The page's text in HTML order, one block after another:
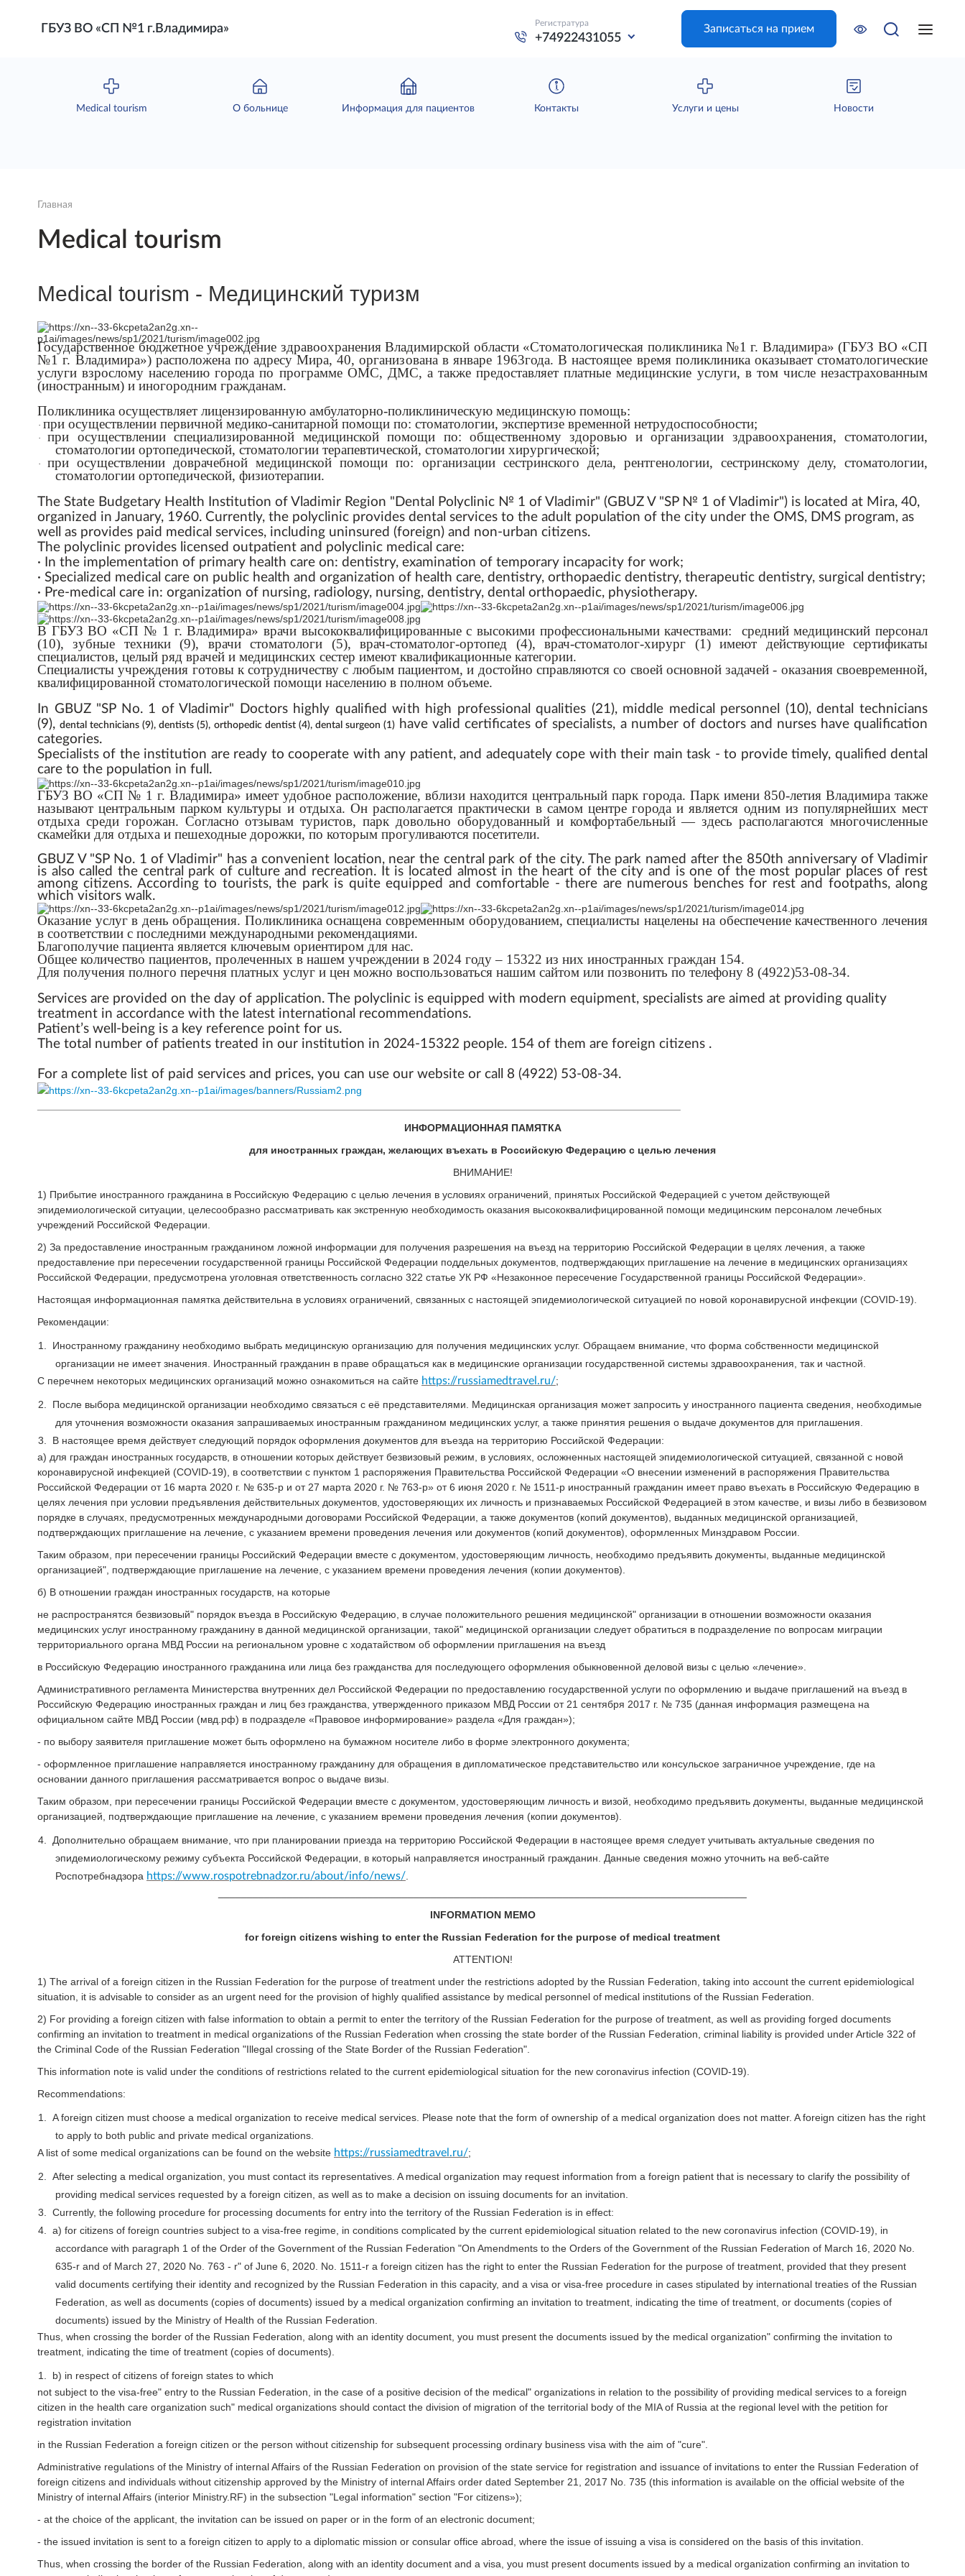
Мedical tourism О больнице Информация для пациентов Контакты Услуги и цены Новости
Главная
Мedical tourism
Medical tourism - Медицинский туризм
Государственное бюджетное учреждение здравоохранения Владимирской области «Стоматологическая поликлиника №1 г. Владимира» (ГБУЗ ВО «СП
№1 г. Владимира») расположена по адресу Мира, 40, организована в январе 1963года. В настоящее время поликлиника оказывает стоматологические
услуги взрослому населению города по программе ОМС, ДМС, а также предоставляет платные медицинские услуги, в том числе незастрахованным
(иностранным) и иногородним гражданам.
Поликлиника осуществляет лицензированную амбулаторно-поликлиническую медицинскую помощь:
· при осуществлении первичной медико-санитарной помощи по: стоматологии, экспертизе временной нетрудоспособности;
·при осуществлении специализированной медицинской помощи по: общественному здоровью и организации здравоохранения, стоматологии,
стоматологии ортопедической, стоматологии терапевтической, стоматологии хирургической;
·при осуществлении доврачебной медицинской помощи по: организации сестринского дела, рентгенологии, сестринскому делу, стоматологии,
стоматологии ортопедической, физиотерапии.
The State Budgetary Health Institution of Vladimir Region "Dental Polyclinic № 1 of Vladimir" (GBUZ V "SP № 1 of Vladimir") is located at Mira, 40,
organized in January, 1960. Currently, the polyclinic provides dental services to the adult population of the city under the OMS, DMS program, as
well as provides paid medical services, including uninsured (foreign) and non-urban citizens.
The polyclinic provides licensed outpatient and polyclinic medical care:
· In the implementation of primary health care on: dentistry, examination of temporary incapacity for work;
· Specialized medical care on public health and organization of health care, dentistry, orthopaedic dentistry, therapeutic dentistry, surgical dentistry;
· Pre-medical care in: organization of nursing, radiology, nursing, dentistry, dental orthopaedic, physiotherapy.
В ГБУЗ ВО «СП № 1 г. Владимира» врачи высококвалифицированные с высокими профессиональными качествами: средний медицинский персонал
(10), зубные техники (9), врачи стоматологи (5), врач-стоматолог-ортопед (4), врач-стоматолог-хирург (1) имеют действующие сертификаты
специалистов, целый ряд врачей и медицинских сестер имеют квалификационные категории.
Специалисты учреждения готовы к сотрудничеству с любым пациентом, и достойно справляются со своей основной задачей - оказания своевременной,
квалифицированной стоматологической помощи населению в полном объеме.
In GBUZ "SP No. 1 of Vladimir" Doctors highly qualified with high professional qualities (21), middle medical personnel (10), dental technicians
(9),dental technicians (9), dentists (5), orthopedic dentist (4), dental surgeon (1)
have valid certificates of specialists, a number of doctors and nurses have qualification
categories.
Specialists of the institution are ready to cooperate with any patient, and adequately cope with their main task - to provide timely, qualified dental
care to the population in full.
ГБУЗ ВО «СП № 1 г. Владимира» имеет удобное расположение, вблизи находится центральный парк города. Парк имени 850-летия Владимира также
называют центральным парком культуры и отдыха. Он располагается практически в самом центре города и является одним из популярнейших мест
отдыха среди горожан. Согласно отзывам туристов, парк довольно оборудованный и комфортабельный — здесь располагаются многочисленные
скамейки для отдыха и пешеходные дорожки, по которым прогуливаются посетители.
GBUZ V "SP No. 1 of Vladimir" has a convenient location, near the central park of the city. The park named after the 850th anniversary of Vladimir
is also called the central park of culture and recreation. It is located almost in the heart of the city and is one of the most popular places of rest
among citizens. According to tourists, the park is quite equipped and comfortable - there are numerous benches for rest and footpaths, along
which visitors walk.
Оказание услуг в день обращения. Поликлиника оснащена современным оборудованием, специалисты нацелены на обеспечение качественного лечения
в соответствии с последними международными рекомендациями.
Благополучие пациента является ключевым ориентиром для нас.
Общее количество пациентов, пролеченных в нашем учреждении в 2024 году – 15322 из них иностранных граждан 154.
Для получения полного перечня платных услуг и цен можно воспользоваться нашим сайтом или позвонить по телефону 8 (4922)53-08-34.
Services are provided on the day of application. The polyclinic is equipped with modern equipment, specialists are aimed at providing quality
treatment in accordance with the latest international recommendations.
Patient’s well-being is a key reference point for us.
The total number of patients treated in our institution in 2024-15322 people. 154 of them are foreign citizens .
For a complete list of paid services and prices, you can use our website or call 8 (4922) 53-08-34.
ИНФОРМАЦИОННАЯ ПАМЯТКА
для иностранных граждан, желающих въехать в Российскую Федерацию с целью лечения
ВНИМАНИЕ!
1) Прибытие иностранного гражданина в Российскую Федерацию с целью лечения в условиях ограничений, принятых Российской Федерацией с учетом действующей
эпидемиологической ситуации, целесообразно рассматривать как экстренную необходимость оказания высококвалифицированной помощи медицинским персоналом лечебных
учреждений Российской Федерации.
2) За предоставление иностранным гражданином ложной информации для получения разрешения на въезд на территорию Российской Федерации в целях лечения, а также
предоставление при пересечении государственной границы Российской Федерации поддельных документов, подтверждающих приглашение на лечение в медицинских организациях
Российской Федерации, предусмотрена уголовная ответственность согласно 322 статье УК РФ «Незаконное пересечение Государственной границы Российской Федерации».
Настоящая информационная памятка действительна в условиях ограничений, связанных с настоящей эпидемиологической ситуацией по новой коронавирусной инфекции (COVID-19).
Рекомендации:
1.
Иностранному гражданину необходимо выбрать медицинскую организацию для получения медицинских услуг. Обращаем внимание, что форма собственности медицинской
организации не имеет значения. Иностранный гражданин в праве обращаться как в медицинские организации государственной системы здравоохранения, так и частной.
С перечнем некоторых медицинских организаций можно ознакомиться на сайте https://russiamedtravel.ru/;
2.
После выбора медицинской организации необходимо связаться с её представителями. Медицинская организация может запросить у иностранного пациента сведения, необходимые
для уточнения возможности оказания запрашиваемых иностранным гражданином медицинских услуг, а также принятия решения о выдаче документов для приглашения.
3.
В настоящее время действует следующий порядок оформления документов для въезда на территорию Российской Федерации:
а) для граждан иностранных государств, в отношении которых действует безвизовый режим, в условиях, осложненных настоящей эпидемиологической ситуацией, связанной с новой
коронавирусной инфекцией (COVID-19), в соответствии с пунктом 1 распоряжения Правительства Российской Федерации «О внесении изменений в распоряжения Правительства
Российской Федерации от 16 марта 2020 г. № 635-р и от 27 марта 2020 г. № 763-р» от 6 июня 2020 г. № 1511-р иностранный гражданин имеет право въехать в Российскую Федерацию в
целях лечения при условии предъявления действительных документов, удостоверяющих их личность и признаваемых Российской Федерацией в этом качестве, и визы либо в безвизовом
порядке в случаях, предусмотренных международными договорами Российской Федерации, а также документов (копий документов), выданных медицинской организацией,
подтверждающих приглашение на лечение, с указанием времени проведения лечения или документов (копий документов), оформленных Минздравом России.
Таким образом, при пересечении границы Российский Федерации вместе с документом, удостоверяющим личность, необходимо предъявить документы, выданные медицинской
организацией", подтверждающие приглашение на лечение, с указанием времени проведения лечения (копии документов).
б) В отношении граждан иностранных государств, на которые
не распространятся безвизовый" порядок въезда в Российскую Федерацию, в случае положительного решения медицинской" организации в отношении возможности оказания
медицинских услуг иностранному гражданину в данной медицинской организации, такой" медицинской организации следует обратиться в подразделение по вопросам миграции
территориального органа МВД России на региональном уровне с ходатайством об оформлении приглашения на въезд
в Российскую Федерацию иностранного гражданина или лица без гражданства для последующего оформления обыкновенной деловой визы с целью «лечение».
Административного регламента Министерства внутренних дел Российской Федерации по предоставлению государственной услуги по оформлению и выдаче приглашений на въезд в
Российскую Федерацию иностранных граждан и лиц без гражданства, утвержденного приказом МВД России от 21 сентября 2017 г. № 735 (данная информация размещена на
официальном сайте МВД России (мвд.рф) в подразделе «Правовое информирование» раздела «Для граждан»);
- по выбору заявителя приглашение может быть оформлено на бумажном носителе либо в форме электронного документа;
- оформленное приглашение направляется иностранному гражданину для обращения в дипломатическое представительство или консульское заграничное учреждение, где на
основании данного приглашения рассматривается вопрос о выдаче визы.
Таким образом, при пересечении границы Российской Федерации вместе с документом, удостоверяющим личность и визой, необходимо предъявить документы, выданные медицинской
организацией, подтверждающие приглашение на лечение, с указанием времени проведения лечения (копии документов).
4. Дополнительно обращаем внимание, что при планировании приезда на территорию Российской Федерации в настоящее время следует учитывать актуальные сведения по
эпидемиологическому режиму субъекта Российской Федерации, в который направляется иностранный гражданин. Данные сведения можно уточнить на веб-сайте
Роспотребнадзора https://www.rospotrebnadzor.ru/about/info/news/.
INFORMATION MEMO
for foreign citizens wishing to enter the Russian Federation for the purpose of medical treatment
ATTENTION!
1) The arrival of a foreign citizen in the Russian Federation for the purpose of treatment under the restrictions adopted by the Russian Federation, taking into account the current epidemiological
situation, it is advisable to consider as an urgent need for the provision of highly qualified assistance by medical personnel of medical institutions of the Russian Federation.
2) For providing a foreign citizen with false information to obtain a permit to enter the territory of the Russian Federation for the purpose of treatment, as well as providing forged documents
confirming an invitation to treatment in medical organizations of the Russian Federation when crossing the state border of the Russian Federation, criminal liability is provided under Article 322 of
the Criminal Code of the Russian Federation "Illegal crossing of the State Border of the Russian Federation".
This information note is valid under the conditions of restrictions related to the current epidemiological situation for the new coronavirus infection (COVID-19).
Recommendations:
1. A foreign citizen must choose a medical organization to receive medical services. Please note that the form of ownership of a medical organization does not matter. A foreign citizen has the right
to apply to both public and private medical organizations.
A list of some medical organizations can be found on the website https://russiamedtravel.ru/;
2. After selecting a medical organization, you must contact its representatives. A medical organization may request information from a foreign patient that is necessary to clarify the possibility of
providing medical services requested by a foreign citizen, as well as to make a decision on issuing documents for an invitation.
3. Currently, the following procedure for processing documents for entry into the territory of the Russian Federation is in effect:
4. a) for citizens of foreign countries subject to a visa-free regime, in conditions complicated by the current epidemiological situation related to the new coronavirus infection (COVID-19), in
accordance with paragraph 1 of the Order of the Government of the Russian Federation "On Amendments to the Orders of the Government of the Russian Federation of March 16, 2020 No.
635-r and of March 27, 2020 No. 763 - r" of June 6, 2020. No. 1511-r a foreign citizen has the right to enter the Russian Federation for the purpose of treatment, provided that they present
valid documents certifying their identity and recognized by the Russian Federation in this capacity, and a visa or visa-free procedure in cases stipulated by international treaties of the Russian
Federation, as well as documents (copies of documents) issued by a medical organization confirming an invitation to treatment, indicating the time of treatment, or documents (copies of
documents) issued by the Ministry of Health of the Russian Federation.
Thus, when crossing the border of the Russian Federation, along with an identity document, you must present the documents issued by the medical organization" confirming the invitation to
treatment, indicating the time of treatment (copies of documents).
1.
b) in respect of citizens of foreign states to which
not subject to the visa-free" entry to the Russian Federation, in the case of a positive decision of the medical" organizations in relation to the possibility of providing medical services to a foreign
citizen in the health care organization such" medical organizations should contact the division of migration of the territorial body of the MIA of Russia at the regional level with the petition for
registration invitation
in the Russian Federation a foreign citizen or the person without citizenship for subsequent processing ordinary business visa with the aim of "cure".
Administrative regulations of the Ministry of internal Affairs of the Russian Federation on provision of the state service for registration and issuance of invitations to enter the Russian Federation of
foreign citizens and individuals without citizenship approved by the Ministry of internal Affairs order dated September 21, 2017 No. 735 (this information is available on the official website of the
Ministry of internal Affairs (interior Ministry.RF) in the subsection "Legal information" section "For citizens»);
- at the choice of the applicant, the invitation can be issued on paper or in the form of an electronic document;
- the issued invitation is sent to a foreign citizen to apply to a diplomatic mission or consular office abroad, where the issue of issuing a visa is considered on the basis of this invitation.
Thus, when crossing the border of the Russian Federation, along with an identity document and a visa, you must present documents issued by a medical organization confirming an invitation to
ГБУЗ ВО «СП №1 г.Владимира» Регистратура
+74922431055
Записаться на прием